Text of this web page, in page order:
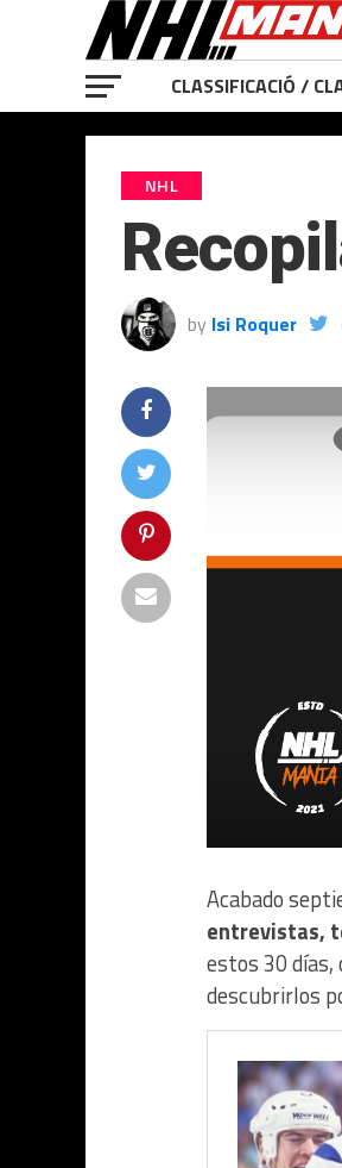
CLASSIFICACIÓ /
NHL
by Isi Roquer
Acabado
entrevistas,
estos 30 días,
descubrirlos